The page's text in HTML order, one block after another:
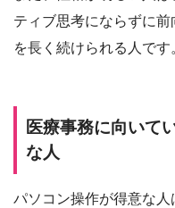
ティブ思考にならずに
を長く続けられる人です
医療事務に向いて
な人
パソコン操作が得意な